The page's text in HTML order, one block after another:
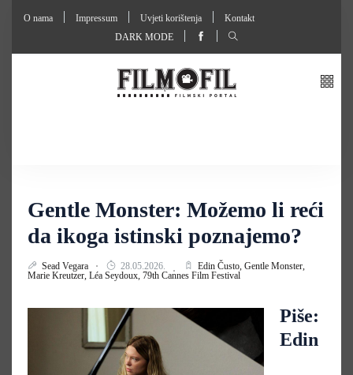
O nama Impressum Uvjeti korištenja
Kontakt
DARK MODE
Gentle Monster: Možemo li reći
da ikoga istinski poznajemo?
Sead Vegara 28.05.2026. Edin Čusto, Gentle Monster,
Marie Kreutzer, Léa Seydoux, 79th Cannes Film Festival
Piše:
Edin